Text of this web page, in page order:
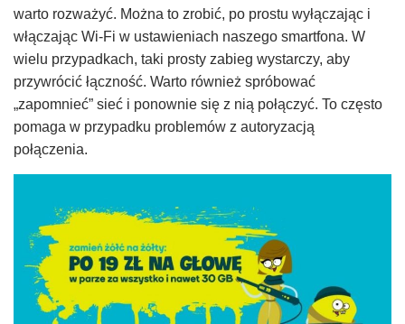
warto rozważyć. Można to zrobić, po prostu wyłączając i
włączając Wi-Fi w ustawieniach naszego smartfona. W
wielu przypadkach, taki prosty zabieg wystarczy, aby
przywrócić łączność. Warto również spróbować
„zapomnieć” sieć i ponownie się z nią połączyć. To często
pomaga w przypadku problemów z autoryzacją
połączenia.